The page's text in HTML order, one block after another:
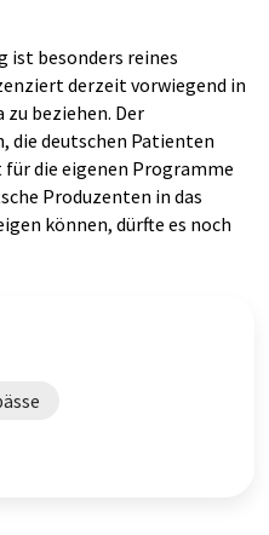
ist besonders reines
derzeit vorwiegend in
zu beziehen. Der
die deutschen Patienten
für die eigenen Programme
Produzenten in das
können, dürfte es noch